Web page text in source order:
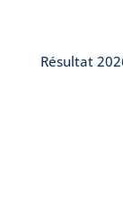
Résultat